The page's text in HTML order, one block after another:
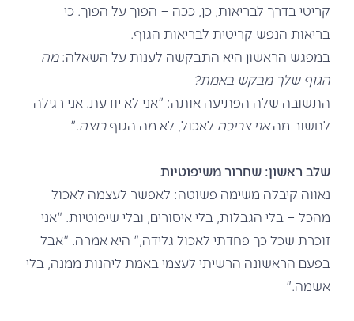
קריטי בדרך לבריאות, כן, ככה – הפוך על הפוך. כי
בריאות הנפש קריטית לבריאות הגוף.
במפגש הראשון היא התבקשה לענות על השאלה:מה
הגוף שלך מבקש באמת?
התשובה שלה הפתיעה אותה: "אני לא יודעת. אני רגילה
לחשוב מהאני צריכה לאכול, לא מה הגוףרוצה."
שלב ראשון: שחרור משיפוטיות
נאווה קיבלה משימה פשוטה: לאפשר לעצמה לאכול
מהכל – בלי הגבלות, בלי איסורים, ובלי שיפוטיות. "אני
זוכרת שכל כך פחדתי לאכול גלידה," היא אמרה. "אבל
בפעם הראשונה הרשיתי לעצמי באמת ליהנות ממנה, בלי
אשמה."